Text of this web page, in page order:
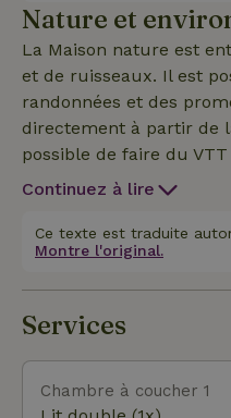
balcon spacieux.
Nature et
La Maison nature est
et de ruisseaux. Il est
randonnées et des
directement à partir de
possible de faire du
maison. De nombreux
vététistes ont de
le nord de la Forêt
se trouve à l'entrée de
nord de la Forêt Noire
habitants. Plus des
commune sont
station climatique,
Continuez à lire
Ce texte est traduite
Montre l'original.
Services
Chambre à coucher 1